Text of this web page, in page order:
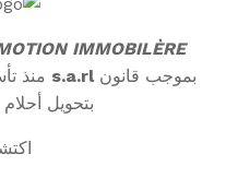
IMMOBILÈRE
بموجب قانونs.a.rl منذ
بتحويل